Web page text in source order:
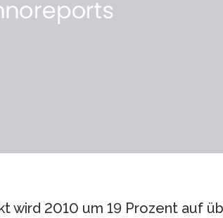
wird 2010 um 19 Prozent auf